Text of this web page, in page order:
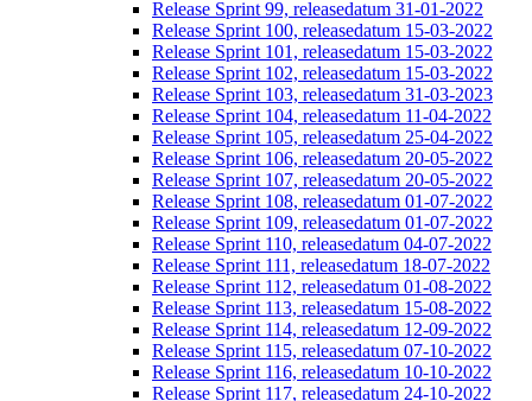
Release Sprint 99, releasedatum 31-01-2022
Release Sprint 100, releasedatum 15-03-2022
Release Sprint 101, releasedatum 15-03-2022
Release Sprint 102, releasedatum 15-03-2022
Release Sprint 103, releasedatum 31-03-2023
Release Sprint 104, releasedatum 11-04-2022
Release Sprint 105, releasedatum 25-04-2022
Release Sprint 106, releasedatum 20-05-2022
Release Sprint 107, releasedatum 20-05-2022
Release Sprint 108, releasedatum 01-07-2022
Release Sprint 109, releasedatum 01-07-2022
Release Sprint 110, releasedatum 04-07-2022
Release Sprint 111, releasedatum 18-07-2022
Release Sprint 112, releasedatum 01-08-2022
Release Sprint 113, releasedatum 15-08-2022
Release Sprint 114, releasedatum 12-09-2022
Release Sprint 115, releasedatum 07-10-2022
Release Sprint 116, releasedatum 10-10-2022
Release Sprint 117, releasedatum 24-10-2022